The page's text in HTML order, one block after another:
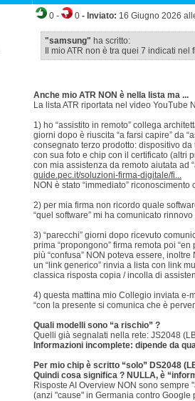
0 - 0 - Inviato: 16 Giugno 2026
"samsung" ha scritto:
Il mio ATR non è tra quei 7 indicati nel
Anche mio ATR NON è nella lista ma ...
La lista ATR riportata nel video YouTube
1) ho “assistito in remoto” collega
giorni dopo è riuscita “a farsi capire” da
consegnato terzo prodotto: dispositivo
con sua foto e chip con il certificato (altri
con mia assistenza da remoto aiutata ad
guide.pec.it/soluzioni-firma-digitale/fi...
NON è stato “immediato” riconoscimento
2) per mia firma non ricordo quale
“quel software” mi ha comunicato
3) “parecchi” giorni dopo ricevuto
prima “propongono” firma remota poi
più “confusa” NON poteva essere, inoltre
un “link generico” rinvia a lista con link
classica risposta copia / incolla di
4) questa mattina mio Collegio inviata e-
“con la presente si comunica che è
Quali modelli sono “a rischio” ?
Quelli già segnalati nella rete: JS2048
Informazioni incomplete: dipende da
Per mio chip è scritto “solo” DS2048
Quindi cosa significa ? NULLA, è
Risposte AI Overview NON sono sempre
(anzi "cause" in Germania contro Google